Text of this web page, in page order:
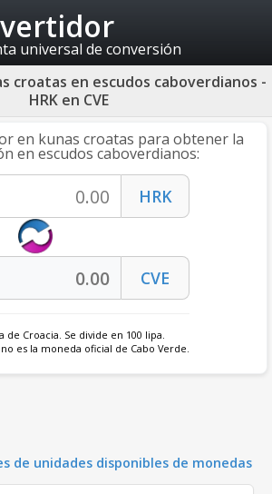
universal de conversión
croatas en escudos caboverdianos -
HRK en CVE
en kunas croatas para obtener la
en escudos caboverdianos:
de Croacia. Se divide en 100 lipa.
es la moneda oficial de Cabo Verde.
de unidades disponibles de monedas